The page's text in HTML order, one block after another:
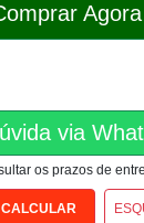
Agora
via
os prazos de